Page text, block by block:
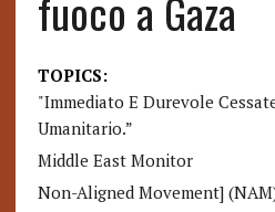
TOPICS:
"immediato E Durevole
Umanitario.”
Middle East Monitor
Non-Aligned Movement]